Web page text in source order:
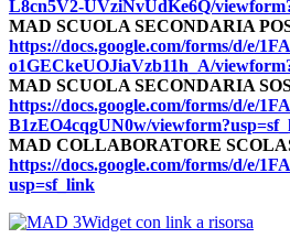
L8cn5V2-UVziNvUdKe6Q/
MAD SCUOLA SECONDARIA
https://docs.google.com/forms/d/e/
o1GECkeUOJiaVzb11h_A/
MAD SCUOLA SECONDARIA
https://docs.google.com/forms/d/e/
B1zEO4cqgUN0w/
MAD COLLABORATORE
https://docs.google.com/forms/d/e/
usp=sf_link
Widget con link a risorsa